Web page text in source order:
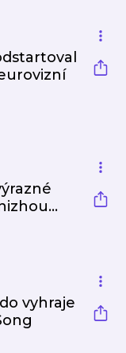
vyhraje